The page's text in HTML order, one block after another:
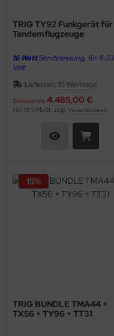
TRIG TY92 Funkgerät für
Tandemflugzeuge
16 WattSendeleistung, für 11-33
Volt
Lieferzeit: 10 Werktage
Sonderpreis 4.485,00 €
inkl. 19 % MwSt. zzgl. Versandkosten
TRIG BUNDLE TMA44 +
TX56 + TY96 + TT31
15%